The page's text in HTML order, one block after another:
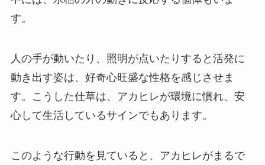
す。
人の手が動いたり、照明が点いたりすると活発に
動き出す姿は、好奇心旺盛な性格を感じさせま
す。こうした仕草は、アカヒレが環境に慣れ、安
心して生活しているサインでもあります。
このような行動を見ていると、アカヒレがまるで